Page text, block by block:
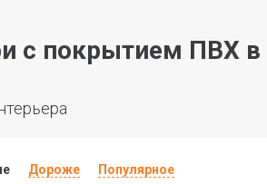
с покрытием ПВХ в
Дороже Популярное